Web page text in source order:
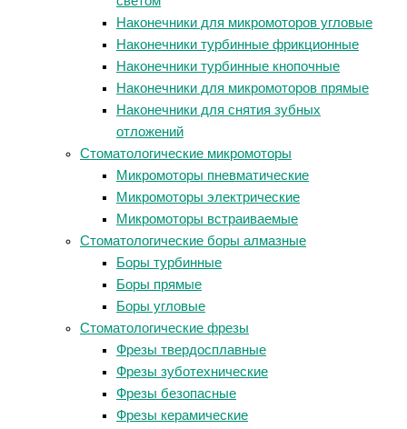
Наконечники для микромоторов угловые
Наконечники турбинные фрикционные
Наконечники турбинные кнопочные
Наконечники для микромоторов прямые
Наконечники для снятия зубных
отложений
Стоматологические микромоторы
Микромоторы пневматические
Микромоторы электрические
Микромоторы встраиваемые
Стоматологические боры алмазные
Боры турбинные
Боры прямые
Боры угловые
Стоматологические фрезы
Фрезы твердосплавные
Фрезы зуботехнические
Фрезы безопасные
Фрезы керамические